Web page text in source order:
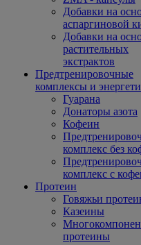
Добавки на
аспаргиновой
Добавки на
растительных
экстрактов
Предтренировочные
комплексы и
Гуарана
Донаторы азота
Кофеин
комплекс без
комплекс с
Протеин
Говяжьи
Казеины
протеины